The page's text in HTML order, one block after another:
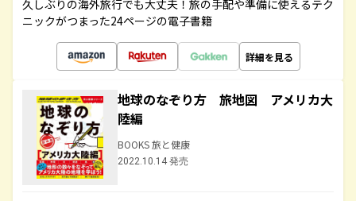
久しぶりの海外旅行でも大丈夫！旅の手配や準備に使えるテク
ニックがつまった24ページの電子書籍
詳細を見る
地球のなぞり方 旅地図 アメリカ大
陸編
BOOKS 旅と健康
2022.10.14 発売